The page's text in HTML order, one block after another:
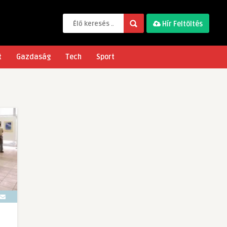
Hír Feltöltés
Gazdaság Tech Sport